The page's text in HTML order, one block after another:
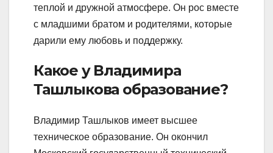
теплой и дружной атмосфере. Он рос вместе
с младшими братом и родителями, которые
дарили ему любовь и поддержку.
Какое у Владимира
Ташлыкова образование?
Владимир Ташлыков имеет высшее
техническое образование. Он окончил